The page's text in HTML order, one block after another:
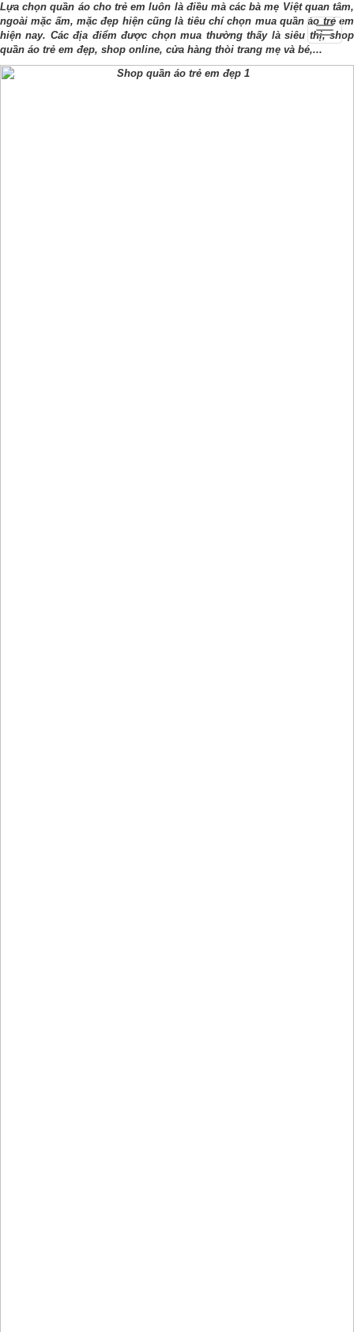
Lựa chọn quần áo cho trẻ em luôn là điều mà các bà mẹ Việt quan tâm,
ngoài mặc ấm, mặc đẹp hiện cũng là tiêu chí chọn mua quần áo trẻ em
hiện nay. Các địa điểm được chọn mua thường thấy là siêu thị, shop
quần áo trẻ em đẹp, shop online, cửa hàng thòi trang mẹ và bé,...
Toggle